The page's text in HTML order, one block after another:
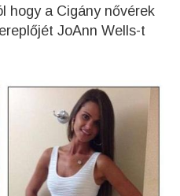
hogy a Cigány nővérek
JoAnn Wells-t